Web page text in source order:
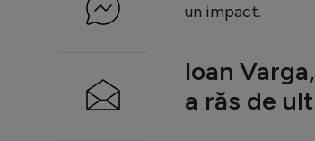
un impact.
Ioan
a răs de